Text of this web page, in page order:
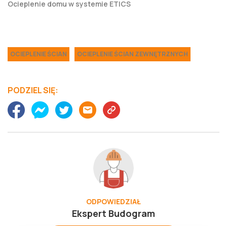
Ocieplenie domu w systemie ETICS
OCIEPLENIE ŚCIAN OCIEPLENIE ŚCIAN ZEWNĘTRZNYCH
PODZIEL SIĘ:
ODPOWIEDZIAŁ
Ekspert Budogram